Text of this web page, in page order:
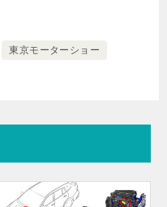
東京モーターショー